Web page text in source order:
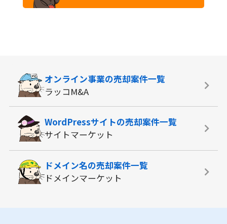
オンライン事業の売却案件一覧
ラッコM&A
WordPressサイトの売却案件一覧
サイトマーケット
ドメイン名の売却案件一覧
ドメインマーケット